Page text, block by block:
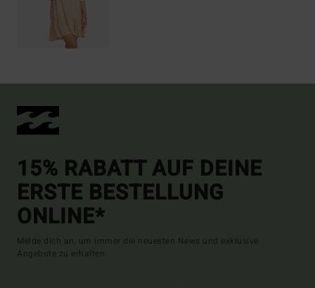
15% RABATT AUF DEINE
ERSTE BESTELLUNG
ONLINE*
Melde dich an, um immer die neuesten News und exklusive
Angebote zu erhalten.